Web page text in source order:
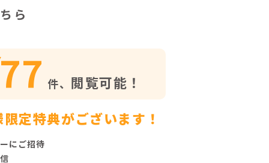
ら
77 件、 閲覧可能！
定特典がございます！
にご招待